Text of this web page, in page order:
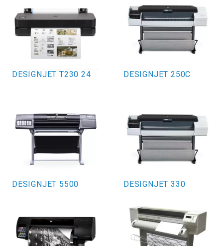
DESIGNJET T230 24
DESIGNJET 5500
DESIGNJET 250C
DESIGNJET 330